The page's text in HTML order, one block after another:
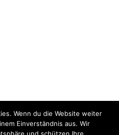
Wenn du die Website weiter
Einverständnis aus. Wir